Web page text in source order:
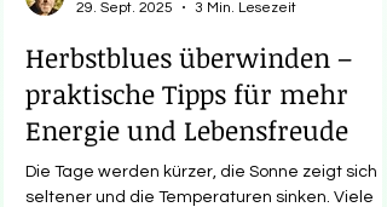
Dr. Dieter Eisfeld
29. Sept. 2025
3 Min. Lesezeit
Herbstblues überwinden –
praktische Tipps für mehr
Energie und Lebensfreude